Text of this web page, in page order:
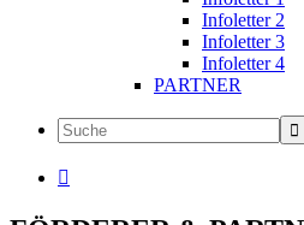
Infoletter 2
Infoletter 3
Infoletter 4
PARTNER
